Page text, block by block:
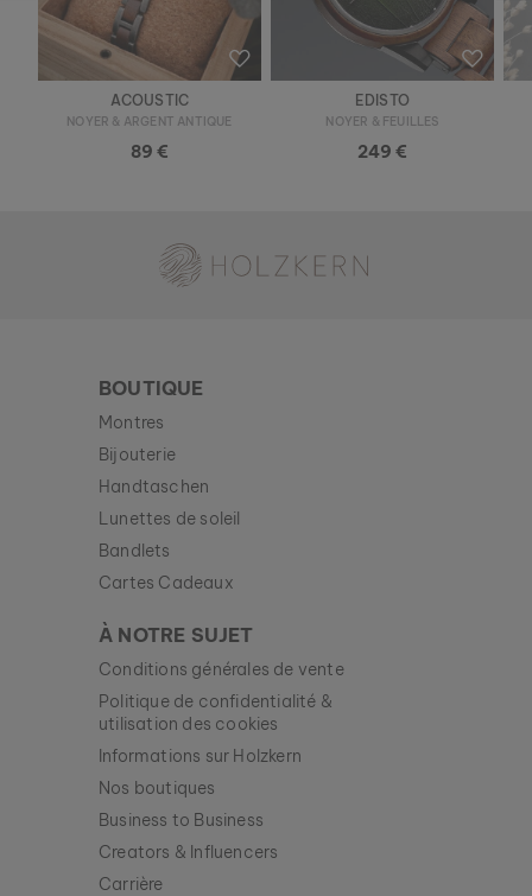
RIFT
Nouveau
AMÉTHYSTE & OR ROSE
Nouveau
ACOUSTIC
NOYER & ARGENT ANTIQUE
89 €
EDISTO
NOYER & FEUILLES
249 €
BOUTIQUE
Montres
Bijouterie
Handtaschen
Lunettes de soleil
Bandlets
Cartes Cadeaux
À NOTRE SUJET
Conditions générales de vente
Politique de confidentialité &
utilisation des cookies
Informations sur Holzkern
Nos boutiques
Business to Business
Creators & Influencers
Carrière